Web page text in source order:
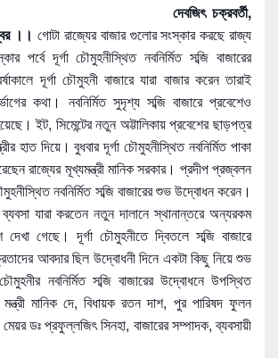
দেবজিৎ চক্রবর্তী,
।। গোটা রাজ্যের বাজার গুলোর সংস্কার করছে রাজ্য
পর্বে দূর্গা চৌমুহনীস্থিত নবনির্মিত সব্জি বাজারের
দূর্গা চৌমুহনী বাজারে যারা বাজার করেন তারাই
কথা। নবনির্মিত সুদৃশ্য সব্জি বাজারে প্রবেশেও
ইট, সিমেন্টের নতুন অট্টালিকায় প্রবেশের ছাড়পত্র
হাত দিয়ে। বুধবার দূর্গা চৌমুহনীস্থিত নবনির্মিত পাকা
রাজ্যের মূখ্যমন্ত্রী মানিক সরকার। প্রদীপ প্রজ্বলন
নবনির্মিত সব্জি বাজারের শুভ উদ্বোধন করেন।
ব্যবসা যারা করতেন নতুন দালানে স্থানান্তরে অন্যরকম
গেছে। দূর্গা চৌমুহনীতে দ্বিতলে সব্জি বাজারে
আবদার ছিল উদ্বোধনী দিনে একটা কিছু নিয়ে শুভ
নবনির্মিত সব্জি বাজারের উদ্বোধনে উপস্থিত
মানিক দে, বিধায়ক রতন দাশ, পুর পারিষদ ফুলন
মেয়র ডঃ প্রফুল্লজিৎ সিনহা, বাজারের সম্পাদক, ব্যবসায়ী